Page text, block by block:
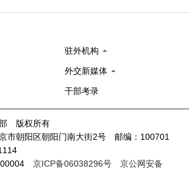
驻外机构
外交新媒体
干部考录
部 版权所有
市朝阳区朝阳门南大街2号 邮编：100701
京ICP备06038296号
京公网安备